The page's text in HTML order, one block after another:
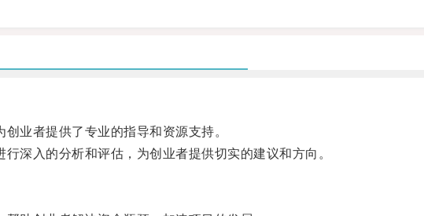
业者提供了专业的指导和资源支持。
入的分析和评估，为创业者提供切实的建议和方向。